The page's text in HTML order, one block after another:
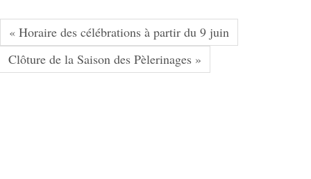
« Horaire des célébrations à partir du 9 juin
Clôture de la Saison des Pèlerinages »